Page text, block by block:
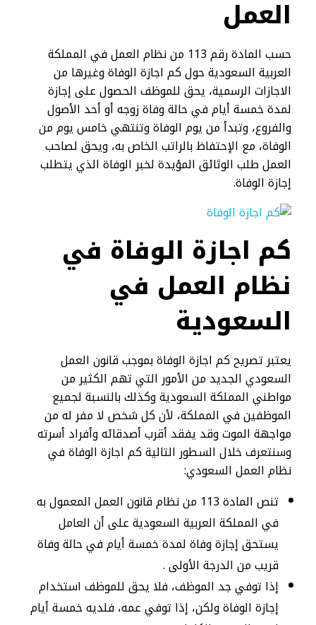
العمل
حسب المادة رقم 113 من نظام العمل في المملكة
العربية السعودية حول كم اجازة الوفاة وغيرها من
الاجازات الرسمية، يحق للموظف الحصول على إجازة
لمدة خمسة أيام في حالة وفاة زوجه أو أحد الأصول
والفروع، وتبدأ من يوم الوفاة وتنتهي خامس يوم من
الوفاة، مع الإحتفاظ بالراتب الخاص به، ويحق لصاحب
العمل طلب الوثائق المؤيدة لخبر الوفاة الذي يتطلب
إجازة الوفاة.
كم اجازة الوفاة في
نظام العمل في
السعودية
يعتبر تصريح كم اجازة الوفاة بموجب قانون العمل
السعودي الجديد من الأمور التي تهم الكثير من
مواطني المملكة السعودية وكذلك بالنسبة لجميع
الموظفين في المملكة، لأن كل شخص لا مفر له من
مواجهة الموت وقد يفقد أقرب أصدقائه وأفراد أسرته
وسنتعرف خلال السطور التالية كم اجازة الوفاة في
نظام العمل السعودي:
تنص المادة 113 من نظام قانون العمل المعمول به
في المملكة العربية السعودية على أن العامل
يستحق إجازة وفاة لمدة خمسة أيام في حالة وفاة
قريب من الدرجة الأولى .
إذا توفي جد الموظف، فلا يحق للموظف استخدام
إجازة الوفاة ولكن، إذا توفي عمه، فلديه خمسة أيام